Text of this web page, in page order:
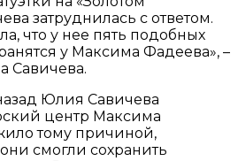
затруднилась с ответом.
что у нее пять подобных
у Максима Фадеева», –
Савичева.
Юлия Савичева
центр Максима
тому причиной,
смогли сохранить